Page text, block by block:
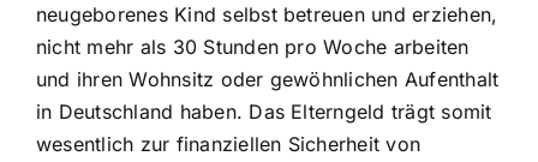
neugeborenes Kind selbst betreuen und erziehen,
nicht mehr als 30 Stunden pro Woche arbeiten
und ihren Wohnsitz oder gewöhnlichen Aufenthalt
in Deutschland haben. Das Elterngeld trägt somit
wesentlich zur finanziellen Sicherheit von